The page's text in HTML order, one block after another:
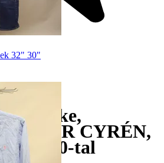
CYRÉN,
1900-tal
32" 30"